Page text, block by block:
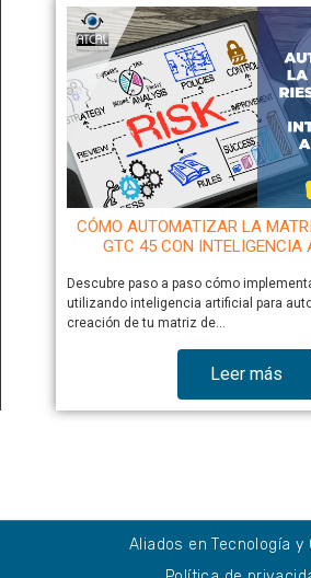
CÓMO AUTOMATIZAR LA
GTC 45 CON INTELIGENCIA
Descubre paso a paso cómo
utilizando inteligencia artificial para
creación de tu matriz de…
Leer más
Aliados en Tecnología y